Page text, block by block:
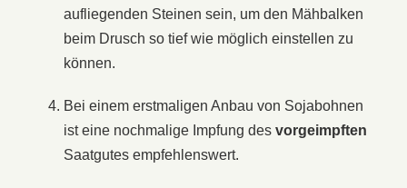
aufliegenden Steinen sein, um den Mähbalken
beim Drusch so tief wie möglich einstellen zu
können.
Bei einem erstmaligen Anbau von Sojabohnen
ist eine nochmalige Impfung des vorgeimpften
Saatgutes empfehlenswert.